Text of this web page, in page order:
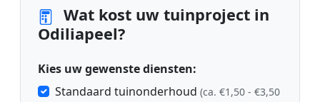
Wat kost uw tuinproject in
Odiliapeel?
Kies uw gewenste diensten:
Standaard tuinonderhoud (ca. €1,50 - €3,50